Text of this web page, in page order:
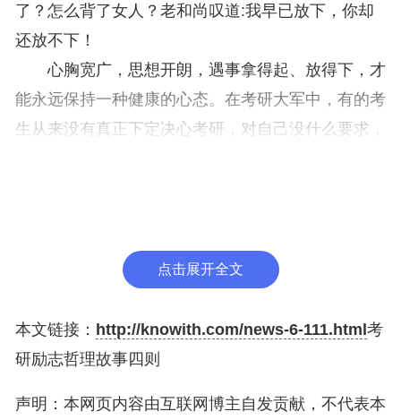
了？怎么背了女人？老和尚叹道:我早已放下，你却
还放不下！
心胸宽广，思想开朗，遇事拿得起、放得下，才
能永远保持一种健康的心态。在考研大军中，有的考
生从来没有真正下定决心考研，对自己没什么要求，
不放弃。破釜沉舟搏一搏，用十足的力气赴考，最终
却能获得得意想不到的惊喜
2.最有价值的人曾经有个小国到中国来，进贡
了三个一模一样的金人，金壁辉煌，把皇帝高兴坏
人哪个最有价值？皇帝想了许多的办法，请来珠宝匠
点击展开全文
本文链接： http://knowith.com/news-6-111.html 考
研励志哲理故事四则
声明：本网页内容由互联网博主自发贡献，不代表本